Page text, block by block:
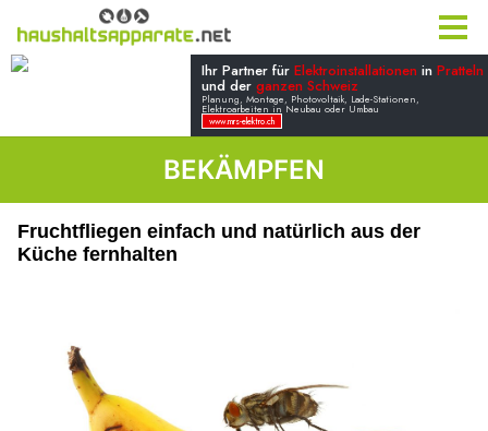
BEKÄMPFEN
Fruchtfliegen einfach und natürlich aus der
Küche fernhalten